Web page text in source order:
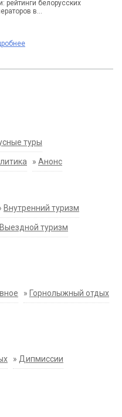
рейтинги белорусских
в...
туры
» Анонс
Внутренний туризм
Выездной туризм
» Горнолыжный отдых
» Дипмиссии